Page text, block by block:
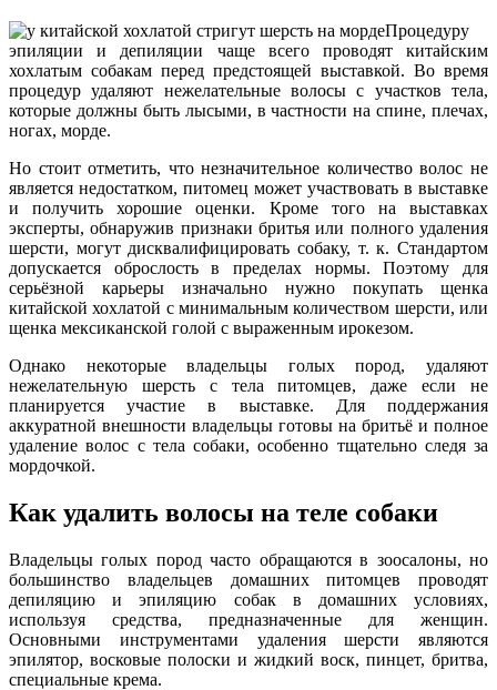
Процедуру
эпиляции и депиляции чаще всего проводят китайским
хохлатым собакам перед предстоящей выставкой. Во время
процедур удаляют нежелательные волосы с участков тела,
которые должны быть лысыми, в частности на спине, плечах,
ногах, морде.
Но стоит отметить, что незначительное количество волос не
является недостатком, питомец может участвовать в выставке
и получить хорошие оценки. Кроме того на выставках
эксперты, обнаружив признаки бритья или полного удаления
шерсти, могут дисквалифицировать собаку, т. к. Стандартом
допускается оброслость в пределах нормы. Поэтому для
серьёзной карьеры изначально нужно покупать щенка
китайской хохлатой с минимальным количеством шерсти, или
щенка мексиканской голой с выраженным ирокезом.
Однако некоторые владельцы голых пород, удаляют
нежелательную шерсть с тела питомцев, даже если не
планируется участие в выставке. Для поддержания
аккуратной внешности владельцы готовы на бритьё и полное
удаление волос с тела собаки, особенно тщательно следя за
мордочкой.
Как удалить волосы на теле собаки
Владельцы голых пород часто обращаются в зоосалоны, но
большинство владельцев домашних питомцев проводят
депиляцию и эпиляцию собак в домашних условиях,
используя средства, предназначенные для женщин.
Основными инструментами удаления шерсти являются
эпилятор, восковые полоски и жидкий воск, пинцет, бритва,
специальные крема.